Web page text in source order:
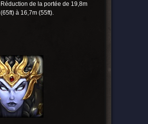
Réduction de la portée de 19,8m
(65ft) à 16,7m (55ft).